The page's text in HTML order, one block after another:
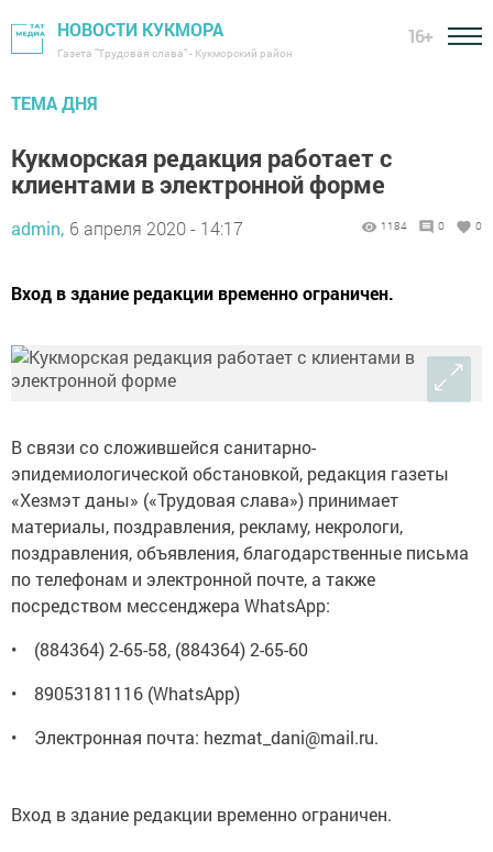
НОВОСТИ КУКМОРА
Газета "Трудовая слава" - Кукморский район
16+
ТЕМА ДНЯ
Кукморская редакция работает с
клиентами в электронной форме
admin, 6 апреля 2020 - 14:17 1184 0 0
Вход в здание редакции временно ограничен.
В связи со сложившейся санитарно-
эпидемиологической обстановкой, редакция газеты
«Хезмэт даны» («Трудовая слава») принимает
материалы, поздравления, рекламу, некрологи,
поздравления, объявления, благодарственные письма
по телефонам и электронной почте, а также
посредством мессенджера WhatsApp:
• (884364) 2-65-58, (884364) 2-65-60
• 89053181116 (WhatsApp)
• Электронная почта: hezmat_dani@mail.ru.
Вход в здание редакции временно ограничен.